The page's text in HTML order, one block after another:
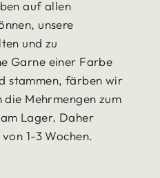
auf allen
unsere
und zu
Garne einer Farbe
stammen, färben wir
Mehrmengen zum
Lager. Daher
1-3 Wochen.